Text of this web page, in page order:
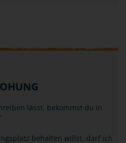
lässt, bekommst du in
behalten willst, darf ich